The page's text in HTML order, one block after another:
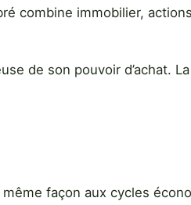
combine immobilier,
de son pouvoir d’achat.
façon aux cycles